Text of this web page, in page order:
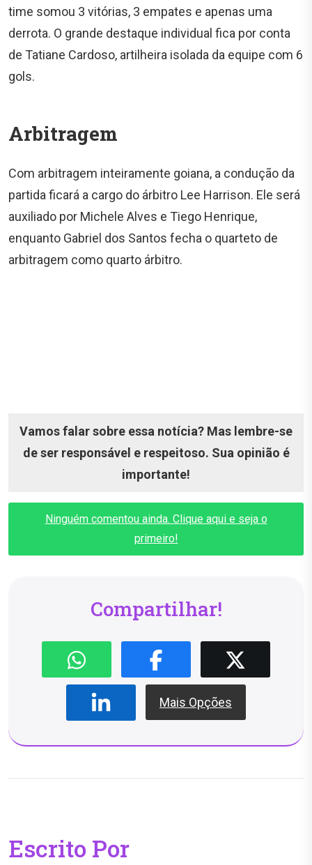
time somou 3 vitórias, 3 empates e apenas uma
derrota. O grande destaque individual fica por conta
de Tatiane Cardoso, artilheira isolada da equipe com 6
gols.
Arbitragem
Com arbitragem inteiramente goiana, a condução da
partida ficará a cargo do árbitro Lee Harrison. Ele será
auxiliado por Michele Alves e Tiego Henrique,
enquanto Gabriel dos Santos fecha o quarteto de
arbitragem como quarto árbitro.
Vamos falar sobre essa notícia? Mas lembre-se
de ser responsável e respeitoso. Sua opinião é
importante!
Ninguém comentou ainda. Clique aqui e seja o
primeiro!
Compartilhar!
Mais Opções
Escrito Por